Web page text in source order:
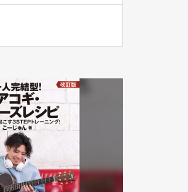
ササイズ
2023.09.03
KGA Guitar Contest：
sn’t She Lovely）の結
果発表
2023.07.02
ソロギター「ふるさ
と」の解説と弾き方
【初級者講座】
2023.06.17